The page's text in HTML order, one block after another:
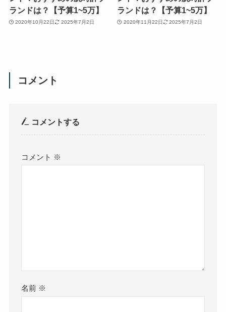
ランドは？【予算1~5万】
2020年10月22日 2025年7月2日
ランドは？【予算1~5万】
2020年11月22日 2025年7月2日
コメント
コメントする
コメント ※
名前 ※